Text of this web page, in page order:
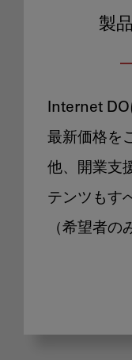
製
Internet
最新価格を
他、開業支
テンツもす
（希望者の